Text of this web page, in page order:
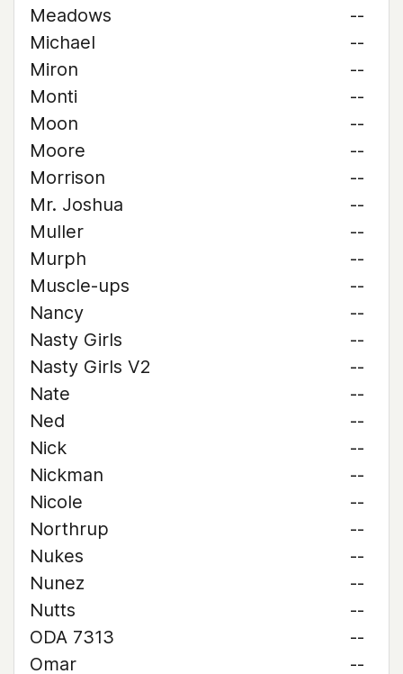
Meadows
--
Michael
--
Miron
--
Monti
--
Moon
--
Moore
--
Morrison
--
Mr. Joshua
--
Muller
--
Murph
--
Muscle-ups
--
Nancy
--
Nasty Girls
--
Nasty Girls V2
--
Nate
--
Ned
--
Nick
--
Nickman
--
Nicole
--
Northrup
--
Nukes
--
Nunez
--
Nutts
--
ODA 7313
--
Omar
--